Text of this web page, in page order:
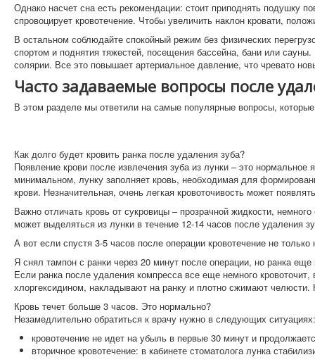
Однако насчет сна есть рекомендации: стоит приподнять подушку
спровоцирует кровотечение. Чтобы увеличить наклон кровати,
В остальном соблюдайте спокойный режим без физических
спортом и поднятия тяжестей, посещения бассейна, бани или
солярии. Все это повышает артериальное давление, что чревато
Часто задаваемые вопросы после
В этом разделе мы ответили на самые популярные вопросы,
Как долго будет кровить ранка после удаления зуба?
Появление крови после извлечения зуба из лунки – это
минимальном, лунку заполняет кровь, необходимая для
крови. Незначительная, очень легкая кровоточивость может
Важно отличать кровь от сукровицы – прозрачной жидкости,
может выделяться из лунки в течение 12-14 часов после удаления
А вот если спустя 3-5 часов после операции кровотечение не
Я снял тампон с ранки через 20 минут после операции, но ранка
Если ранка после удаления компресса все еще немного
хлоргексидином, накладывают на ранку и плотно сжимают
Кровь течет больше 3 часов. Это нормально?
Незамедлительно обратиться к врачу нужно в следующих ситуациях:
кровотечение не идет на убыль в первые 30 минут и
вторичное кровотечение: в кабинете стоматолога лунка